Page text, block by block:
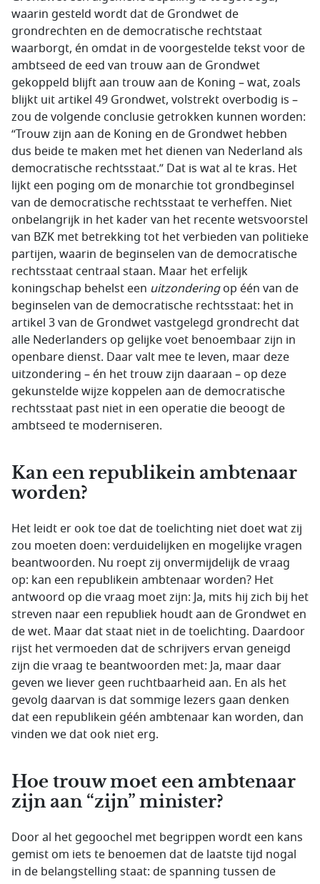
waarin gesteld wordt dat de Grondwet de
grondrechten en de democratische rechtstaat
waarborgt, én omdat in de voorgestelde tekst voor de
ambtseed de eed van trouw aan de Grondwet
gekoppeld blijft aan trouw aan de Koning – wat, zoals
blijkt uit artikel 49 Grondwet, volstrekt overbodig is –
zou de volgende conclusie getrokken kunnen worden:
“Trouw zijn aan de Koning en de Grondwet hebben
dus beide te maken met het dienen van Nederland als
democratische rechtsstaat.” Dat is wat al te kras. Het
lijkt een poging om de monarchie tot grondbeginsel
van de democratische rechtsstaat te verheffen. Niet
onbelangrijk in het kader van het recente wetsvoorstel
van BZK met betrekking tot het verbieden van politieke
partijen, waarin de beginselen van de democratische
rechtsstaat centraal staan. Maar het erfelijk
koningschap behelst een uitzonderingop één van de
beginselen van de democratische rechtsstaat: het in
artikel 3 van de Grondwet vastgelegd grondrecht dat
alle Nederlanders op gelijke voet benoembaar zijn in
openbare dienst. Daar valt mee te leven, maar deze
uitzondering – én het trouw zijn daaraan – op deze
gekunstelde wijze koppelen aan de democratische
rechtsstaat past niet in een operatie die beoogt de
ambtseed te moderniseren.
Kan een republikein ambtenaar
worden?
Het leidt er ook toe dat de toelichting niet doet wat zij
zou moeten doen: verduidelijken en mogelijke vragen
beantwoorden. Nu roept zij onvermijdelijk de vraag
op: kan een republikein ambtenaar worden? Het
antwoord op die vraag moet zijn: Ja, mits hij zich bij het
streven naar een republiek houdt aan de Grondwet en
de wet. Maar dat staat niet in de toelichting. Daardoor
rijst het vermoeden dat de schrijvers ervan geneigd
zijn die vraag te beantwoorden met: Ja, maar daar
geven we liever geen ruchtbaarheid aan. En als het
gevolg daarvan is dat sommige lezers gaan denken
dat een republikein géén ambtenaar kan worden, dan
vinden we dat ook niet erg.
Hoe trouw moet een ambtenaar
zijn aan “zijn” minister?
Door al het gegoochel met begrippen wordt een kans
gemist om iets te benoemen dat de laatste tijd nogal
in de belangstelling staat: de spanning tussen de